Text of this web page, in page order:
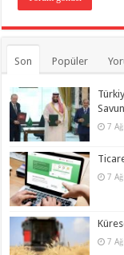
Son Popüler
7
7
7